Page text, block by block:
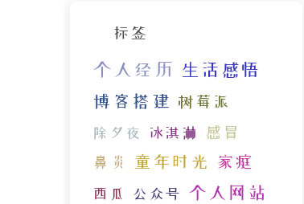
标签
个人经历 生活感悟
博客搭建 树莓派
除夕夜 冰淇淋 感冒
鼻炎 童年时光 家庭
西瓜 公众号 个人网站